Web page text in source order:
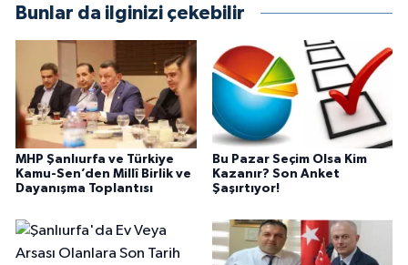
Bunlar da ilginizi çekebilir
MHP Şanlıurfa ve Türkiye
Kamu-Sen’den Millî Birlik ve
Dayanışma Toplantısı
Bu Pazar Seçim Olsa Kim
Kazanır? Son Anket
Şaşırtıyor!